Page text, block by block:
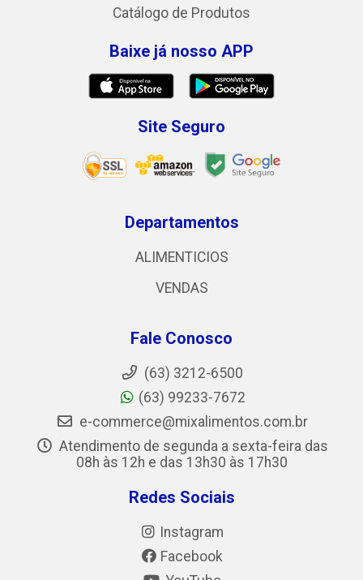
Catálogo de Produtos
Baixe já nosso APP
Site Seguro
Departamentos
ALIMENTICIOS
VENDAS
Fale Conosco
(63) 3212-6500
(63) 99233-7672
e-commerce@mixalimentos.com.br
Atendimento de segunda a sexta-feira das
08h às 12h e das 13h30 às 17h30
Redes Sociais
Instagram
Facebook